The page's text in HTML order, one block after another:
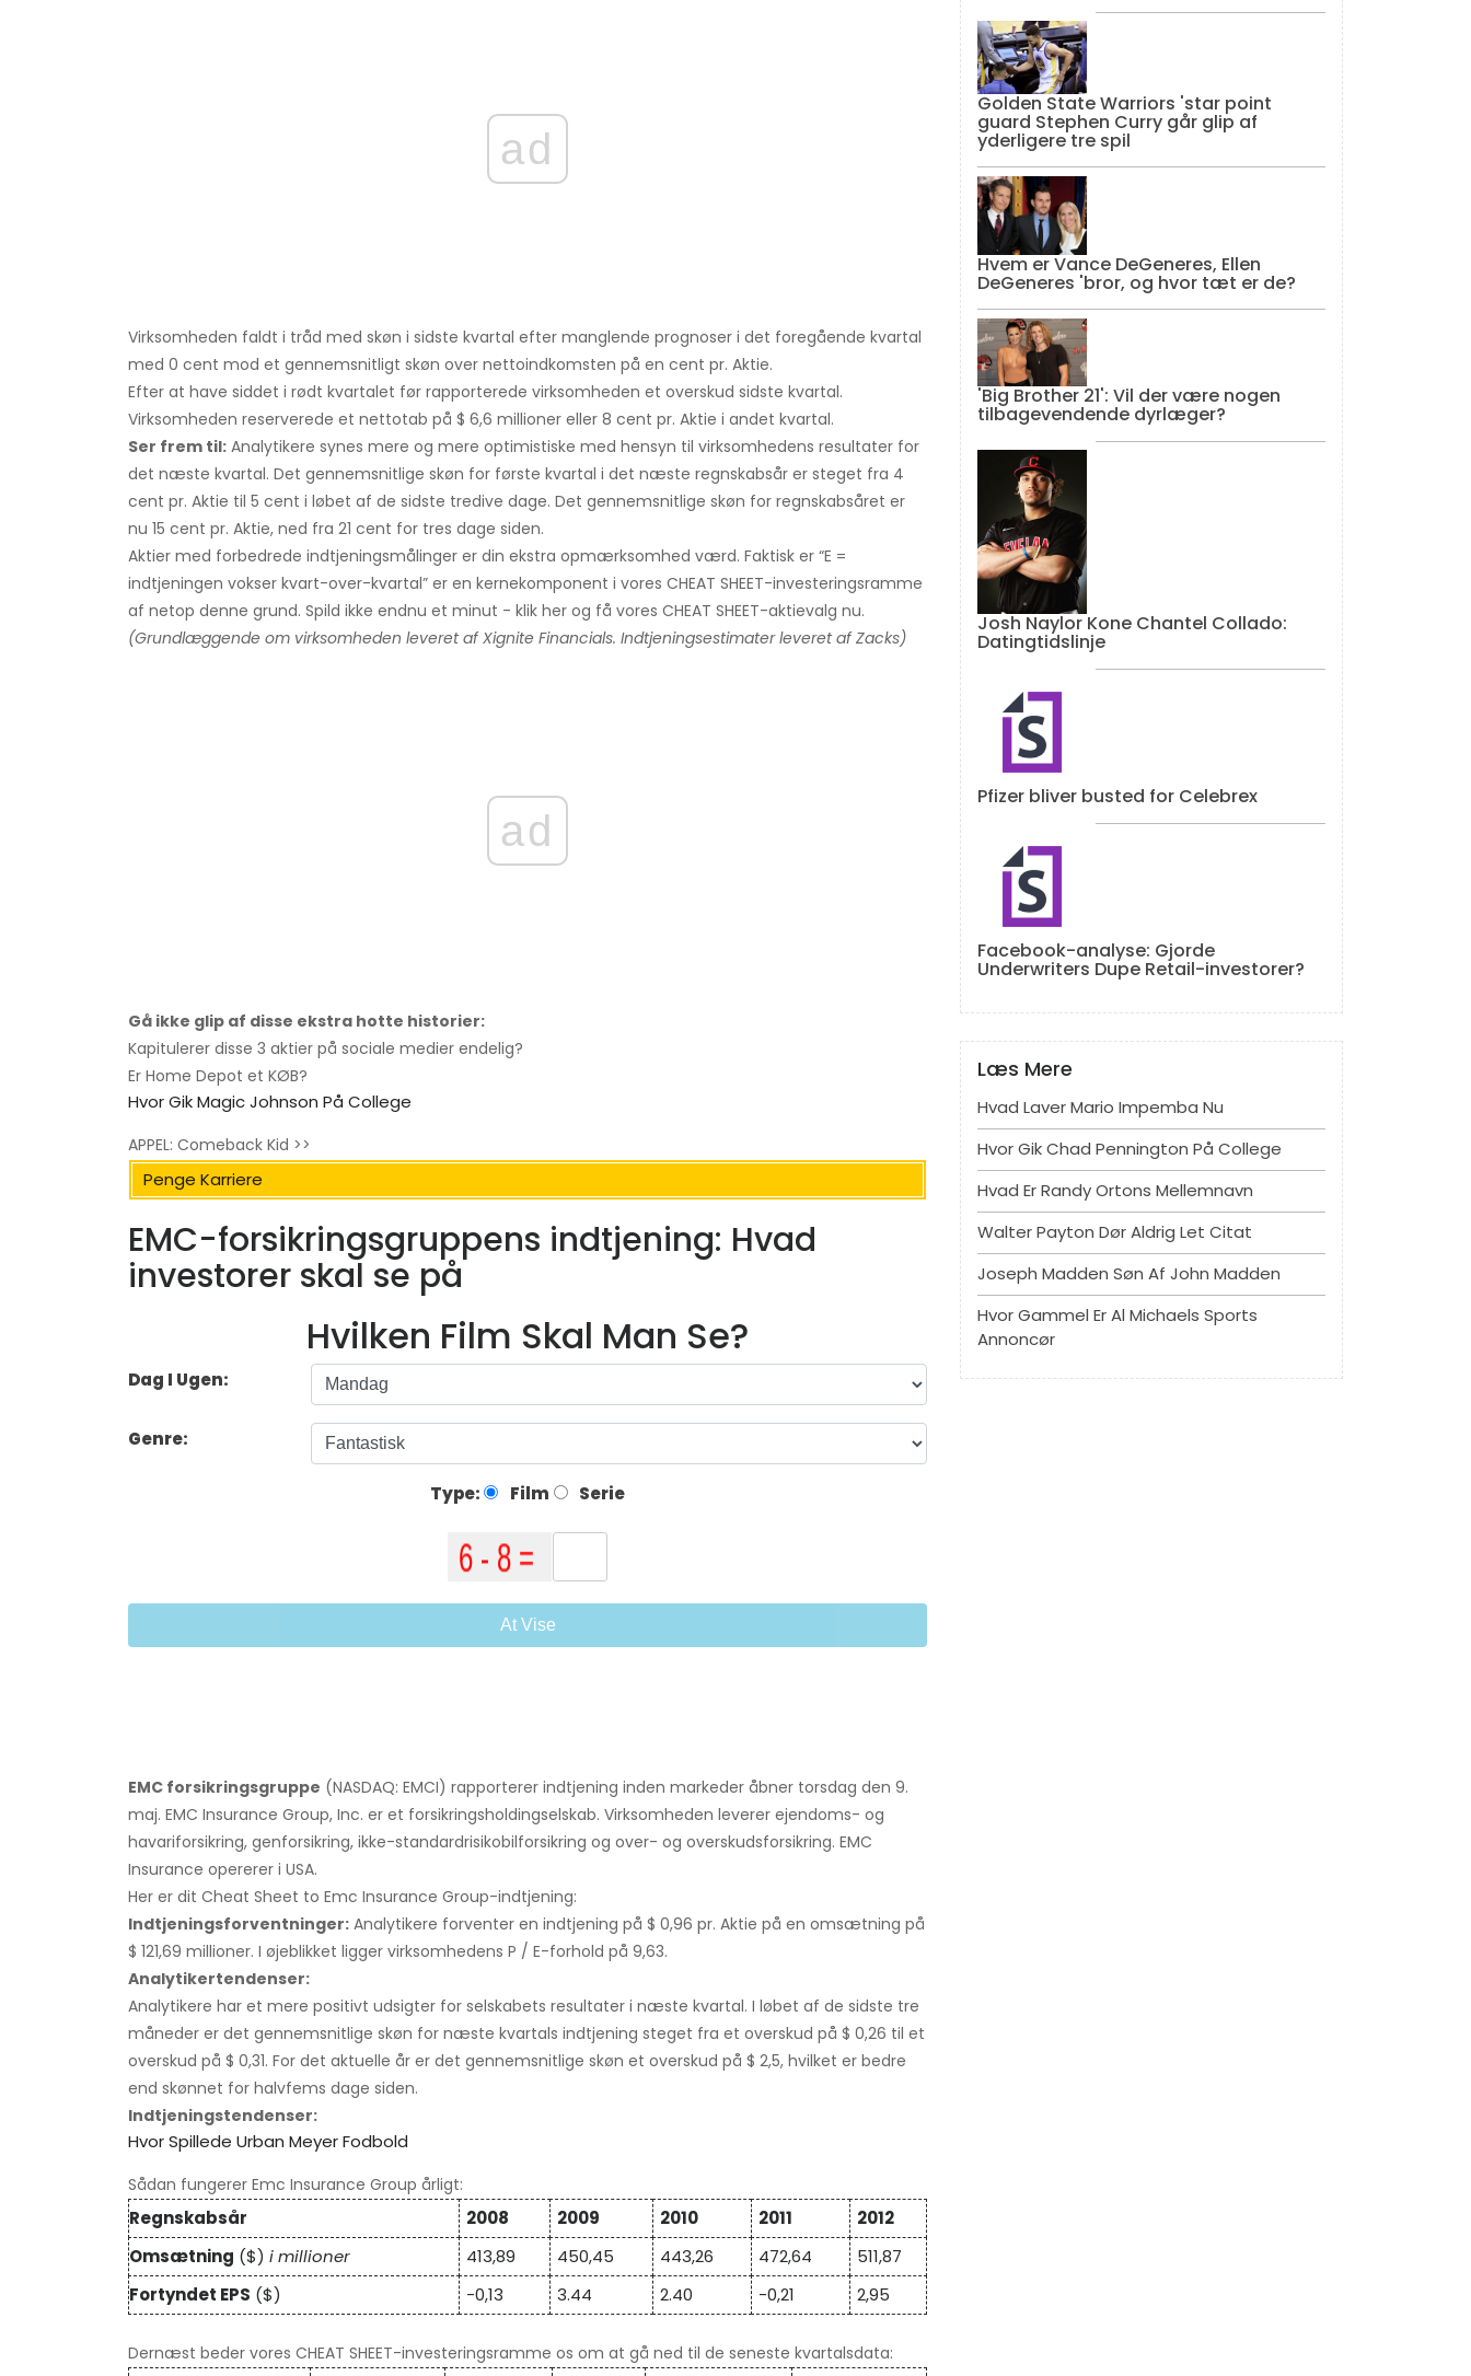
ad
Virksomheden faldt i tråd med skøn i sidste kvartal efter manglende prognoser i det foregående kvartal
med 0 cent mod et gennemsnitligt skøn over nettoindkomsten på en cent pr. Aktie.
Efter at have siddet i rødt kvartalet før rapporterede virksomheden et overskud sidste kvartal.
Virksomheden reserverede et nettotab på $ 6,6 millioner eller 8 cent pr. Aktie i andet kvartal.
Ser frem til: Analytikere synes mere og mere optimistiske med hensyn til virksomhedens resultater for
det næste kvartal. Det gennemsnitlige skøn for første kvartal i det næste regnskabsår er steget fra 4
cent pr. Aktie til 5 cent i løbet af de sidste tredive dage. Det gennemsnitlige skøn for regnskabsåret er
nu 15 cent pr. Aktie, ned fra 21 cent for tres dage siden.
Aktier med forbedrede indtjeningsmålinger er din ekstra opmærksomhed værd. Faktisk er “E =
indtjeningen vokser kvart-over-kvartal” er en kernekomponent i vores CHEAT SHEET-investeringsramme
af netop denne grund. Spild ikke endnu et minut - klik her og få vores CHEAT SHEET-aktievalg nu.
(Grundlæggende om virksomheden leveret af Xignite Financials. Indtjeningsestimater leveret af Zacks)
ad
Gå ikke glip af disse ekstra hotte historier:
Kapitulerer disse 3 aktier på sociale medier endelig?
Er Home Depot et KØB?
Hvor Gik Magic Johnson På College
APPEL: Comeback Kid >>
Penge Karriere
EMC-forsikringsgruppens indtjening: Hvad
investorer skal se på
Hvilken Film Skal Man Se?
Dag I Ugen:
Genre:
Type: Film Serie
At Vise
EMC forsikringsgruppe (NASDAQ: EMCI) rapporterer indtjening inden markeder åbner torsdag den 9.
maj. EMC Insurance Group, Inc. er et forsikringsholdingselskab. Virksomheden leverer ejendoms- og
havariforsikring, genforsikring, ikke-standardrisikobilforsikring og over- og overskudsforsikring. EMC
Insurance opererer i USA.
Her er dit Cheat Sheet to Emc Insurance Group-indtjening:
Indtjeningsforventninger: Analytikere forventer en indtjening på $ 0,96 pr. Aktie på en omsætning på
$ 121,69 millioner. I øjeblikket ligger virksomhedens P / E-forhold på 9,63.
Analytikertendenser:
Analytikere har et mere positivt udsigter for selskabets resultater i næste kvartal. I løbet af de sidste tre
måneder er det gennemsnitlige skøn for næste kvartals indtjening steget fra et overskud på $ 0,26 til et
overskud på $ 0,31. For det aktuelle år er det gennemsnitlige skøn et overskud på $ 2,5, hvilket er bedre
end skønnet for halvfems dage siden.
Indtjeningstendenser:
Hvor Spillede Urban Meyer Fodbold
Sådan fungerer Emc Insurance Group årligt:
Regnskabsår 2008 2009 2010 2011
2012
Omsætning ($) i millioner 413,89 450,45 443,26 472,64
511,87
Fortyndet EPS ($) -0,13 3.44 2.40 -0,21 2,95
Dernæst beder vores CHEAT SHEET-investeringsramme os om at gå ned til de seneste kvartalsdata:
Golden State Warriors 'star point
guard Stephen Curry går glip af
yderligere tre spil
Hvem er Vance DeGeneres, Ellen
DeGeneres 'bror, og hvor tæt er de?
'Big Brother 21': Vil der være nogen
tilbagevendende dyrlæger?
Josh Naylor Kone Chantel Collado:
Datingtidslinje
Pfizer bliver busted for Celebrex
Facebook-analyse: Gjorde
Underwriters Dupe Retail-investorer?
Læs Mere
Hvad Laver Mario Impemba Nu
Hvor Gik Chad Pennington På College
Hvad Er Randy Ortons Mellemnavn
Walter Payton Dør Aldrig Let Citat
Joseph Madden Søn Af John Madden
Hvor Gammel Er Al Michaels Sports
Annoncør